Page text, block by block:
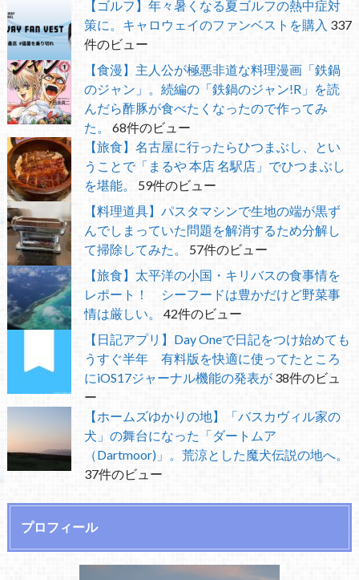
【ゴルフ】年々暑くなる夏ゴルフの熱中症対
策に。キャロウェイのファンベストを購入 337
件のビュー
【食漫】主人公が極悪非道な料理漫画「鉄鍋
のジャン」。続編の「鉄鍋のジャン!R」を読
んだら酢豚が食べたくなったので作ってみ
た。
68件のビュー
【旅食】名古屋に行ったらひつまぶし、とい
うことで「まるや 本店 名駅店」でひつまぶし
を堪能。
59件のビュー
【料理道具】パスタマシンで生地の端が黒ず
んでしまっていた問題を解消するため分解し
て掃除してみた。
57件のビュー
【旅食】太平洋の小国・キリバスの食事情を
レポート！ シーフードは豊かだけど野菜事
情は厳しい。
42件のビュー
【日記アプリ】Day Oneで日記をつけ始めても
うすぐ半年 有料版を快適に使ってたところ
にiOS17ジャーナル機能の発表が 38件のビュ
ー
【ホームズゆかりの地】「バスカヴィル家の
犬」の舞台になった「ダートムア
（Dartmoor)」。荒涼とした魔犬伝説の地へ。
37件のビュー
プロフィール